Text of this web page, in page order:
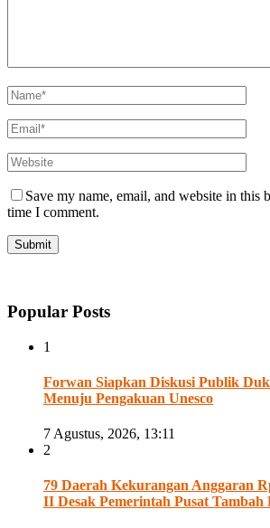
Save my name, email, and website in this
time I comment.
Popular Posts
1
Forwan Siapkan Diskusi Publik
Menuju Pengakuan Unesco
7 Agustus, 2026, 13:11
2
79 Daerah Kekurangan Anggaran
II Desak Pemerintah Pusat Tambah